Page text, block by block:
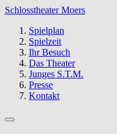
Schlosstheater Moers
Spielplan
Spielzeit
Ihr Besuch
Das Theater
Junges S.T.M.
Presse
Kontakt